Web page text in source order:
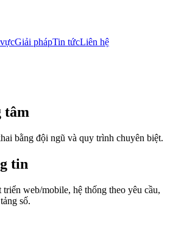
Giải phápTin tứcLiên hệ
tâm
bằng đội ngũ và quy trình chuyên biệt.
tin
web/mobile, hệ thống theo yêu cầu,
số.